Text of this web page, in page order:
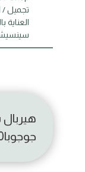
تجميل/
العناية
سينسيشن
جوجوبا850مل